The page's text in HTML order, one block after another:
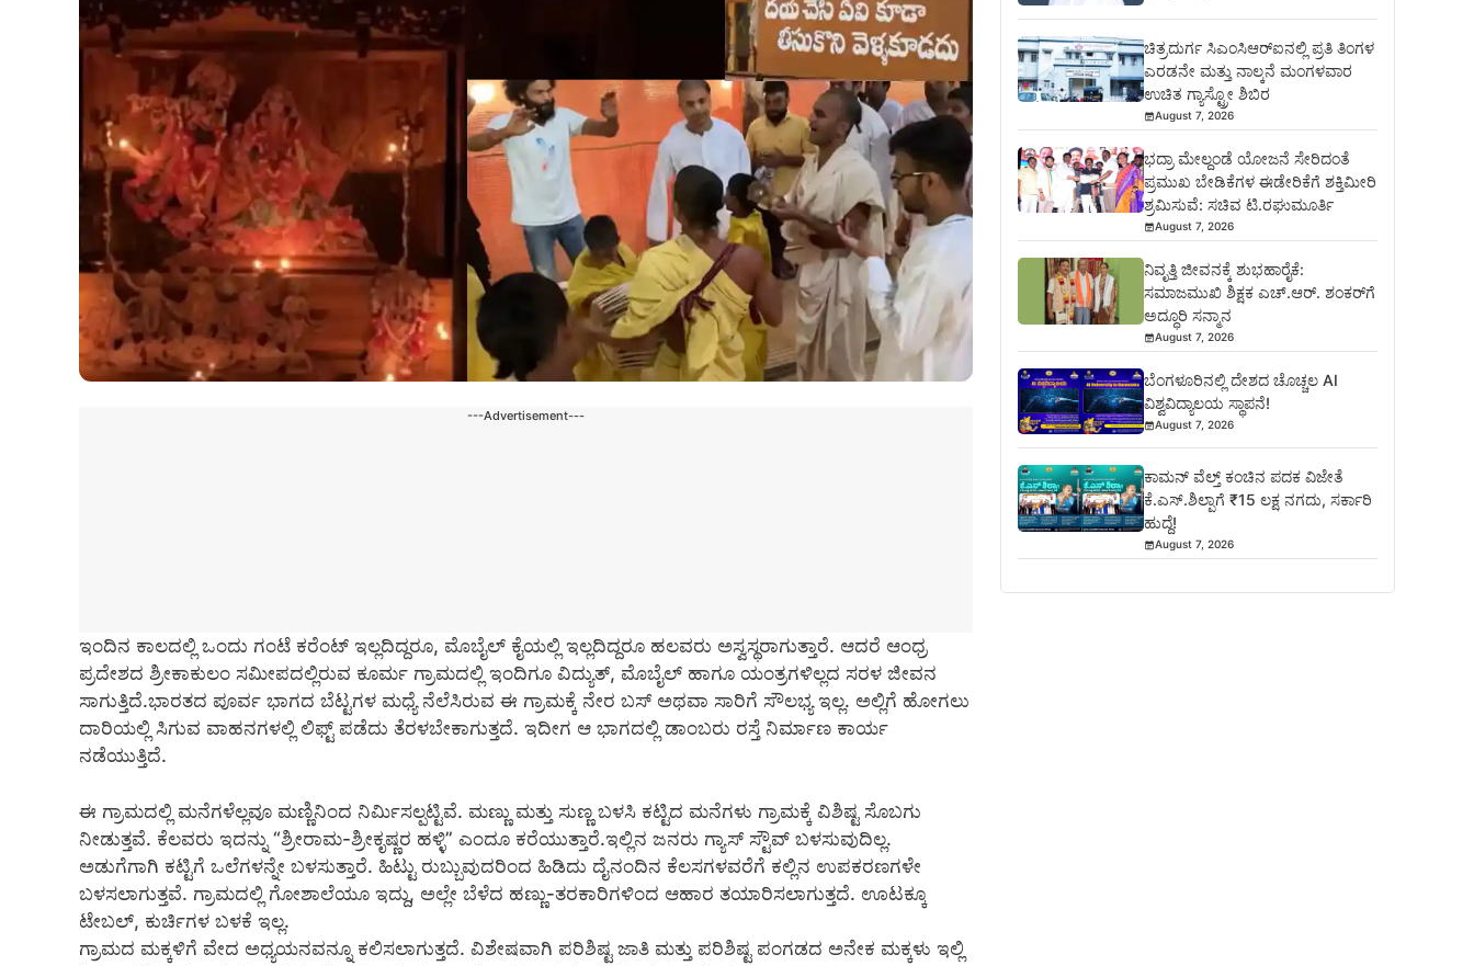
---Advertisement---
ಇಂದಿನ ಕಾಲದಲ್ಲಿ ಒಂದು ಗಂಟೆ ಕರೆಂಟ್ ಇಲ್ಲದಿದ್ದರೂ, ಮೊಬೈಲ್ ಕೈಯಲ್ಲಿ ಇಲ್ಲದಿದ್ದರೂ ಹಲವರು ಅಸ್ವಸ್ಥರಾಗುತ್ತಾರೆ. ಆದರೆ ಆಂಧ್ರ
ಪ್ರದೇಶದ ಶ್ರೀಕಾಕುಲಂ ಸಮೀಪದಲ್ಲಿರುವ ಕೂರ್ಮ ಗ್ರಾಮದಲ್ಲಿ ಇಂದಿಗೂ ವಿದ್ಯುತ್‌, ಮೊಬೈಲ್‌ ಹಾಗೂ ಯಂತ್ರಗಳಿಲ್ಲದ ಸರಳ ಜೀವನ
ಸಾಗುತ್ತಿದೆ.ಭಾರತದ ಪೂರ್ವ ಭಾಗದ ಬೆಟ್ಟಗಳ ಮಧ್ಯೆ ನೆಲೆಸಿರುವ ಈ ಗ್ರಾಮಕ್ಕೆ ನೇರ ಬಸ್‌ ಅಥವಾ ಸಾರಿಗೆ ಸೌಲಭ್ಯ ಇಲ್ಲ. ಅಲ್ಲಿಗೆ ಹೋಗಲು
ದಾರಿಯಲ್ಲಿ ಸಿಗುವ ವಾಹನಗಳಲ್ಲಿ ಲಿಫ್ಟ್ ಪಡೆದು ತೆರಳಬೇಕಾಗುತ್ತದೆ. ಇದೀಗ ಆ ಭಾಗದಲ್ಲಿ ಡಾಂಬರು ರಸ್ತೆ ನಿರ್ಮಾಣ ಕಾರ್ಯ
ನಡೆಯುತ್ತಿದೆ.
ಈ ಗ್ರಾಮದಲ್ಲಿ ಮನೆಗಳೆಲ್ಲವೂ ಮಣ್ಣಿನಿಂದ ನಿರ್ಮಿಸಲ್ಪಟ್ಟಿವೆ. ಮಣ್ಣು ಮತ್ತು ಸುಣ್ಣ ಬಳಸಿ ಕಟ್ಟಿದ ಮನೆಗಳು ಗ್ರಾಮಕ್ಕೆ ವಿಶಿಷ್ಟ ಸೊಬಗು
ನೀಡುತ್ತವೆ. ಕೆಲವರು ಇದನ್ನು “ಶ್ರೀರಾಮ-ಶ್ರೀಕೃಷ್ಣರ ಹಳ್ಳಿ” ಎಂದೂ ಕರೆಯುತ್ತಾರೆ.ಇಲ್ಲಿನ ಜನರು ಗ್ಯಾಸ್‌ ಸ್ಟೌವ್‌ ಬಳಸುವುದಿಲ್ಲ.
ಅಡುಗೆಗಾಗಿ ಕಟ್ಟಿಗೆ ಒಲೆಗಳನ್ನೇ ಬಳಸುತ್ತಾರೆ. ಹಿಟ್ಟು ರುಬ್ಬುವುದರಿಂದ ಹಿಡಿದು ದೈನಂದಿನ ಕೆಲಸಗಳವರೆಗೆ ಕಲ್ಲಿನ ಉಪಕರಣಗಳೇ
ಬಳಸಲಾಗುತ್ತವೆ. ಗ್ರಾಮದಲ್ಲಿ ಗೋಶಾಲೆಯೂ ಇದ್ದು, ಅಲ್ಲೇ ಬೆಳೆದ ಹಣ್ಣು-ತರಕಾರಿಗಳಿಂದ ಆಹಾರ ತಯಾರಿಸಲಾಗುತ್ತದೆ. ಊಟಕ್ಕೂ
ಟೇಬಲ್‌, ಕುರ್ಚಿಗಳ ಬಳಕೆ ಇಲ್ಲ.
ಗ್ರಾಮದ ಮಕ್ಕಳಿಗೆ ವೇದ ಅಧ್ಯಯನವನ್ನೂ ಕಲಿಸಲಾಗುತ್ತದೆ. ವಿಶೇಷವಾಗಿ ಪರಿಶಿಷ್ಟ ಜಾತಿ ಮತ್ತು ಪರಿಶಿಷ್ಟ ಪಂಗಡದ ಅನೇಕ ಮಕ್ಕಳು ಇಲ್ಲಿ
ಚಿತ್ರದುರ್ಗ ಸಿಎಂಸಿಆರ್‍ಐನಲ್ಲಿ ಪ್ರತಿ ತಿಂಗಳ
ಎರಡನೇ ಮತ್ತು ನಾಲ್ಕನೆ ಮಂಗಳವಾರ
ಉಚಿತ ಗ್ಯಾಸ್ಟ್ರೋ ಶಿಬಿರ
August 7, 2026
ಭದ್ರಾ ಮೇಲ್ದಂಡೆ ಯೋಜನೆ ಸೇರಿದಂತೆ
ಪ್ರಮುಖ ಬೇಡಿಕೆಗಳ ಈಡೇರಿಕೆಗೆ ಶಕ್ತಿಮೀರಿ
ಶ್ರಮಿಸುವೆ: ಸಚಿವ ಟಿ.ರಘುಮೂರ್ತಿ
August 7, 2026
ನಿವೃತ್ತಿ ಜೀವನಕ್ಕೆ ಶುಭಹಾರೈಕೆ:
ಸಮಾಜಮುಖಿ ಶಿಕ್ಷಕ ಎಚ್.ಆರ್. ಶಂಕರ್‌ಗೆ
ಅದ್ಧೂರಿ ಸನ್ಮಾನ
August 7, 2026
ಬೆಂಗಳೂರಿನಲ್ಲಿ ದೇಶದ ಚೊಚ್ಚಲ AI
ವಿಶ್ವವಿದ್ಯಾಲಯ ಸ್ಥಾಪನೆ!
August 7, 2026
ಕಾಮನ್ ವೆಲ್ತ್ ಕಂಚಿನ ಪದಕ ವಿಜೇತೆ
ಕೆ.ಎಸ್.ಶಿಲ್ಪಾಗೆ ₹15 ಲಕ್ಷ ನಗದು, ಸರ್ಕಾರಿ
ಹುದ್ದೆ!
August 7, 2026